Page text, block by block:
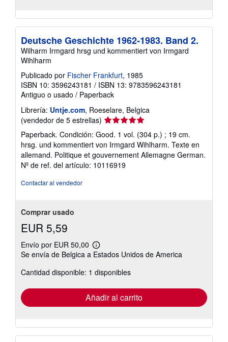
Deutsche Geschichte 1962-1983. Band 2.
Wilharm Irmgard hrsg und kommentiert von Irmgard
Wihlharm
Publicado por Fischer Frankfurt, 1985
ISBN 10: 3596243181 / ISBN 13: 9783596243181
Antiguo o usado / Paperback
Librería: Untje.com, Roeselare, Belgica
(vendedor de 5 estrellas) Calificación
del
vendedor:
5
de
5
Paperback. Condición: Good. 1 vol. (304 p.) ; 19 cm.
hrsg. und kommentiert von Irmgard Wihlharm. Texte en
allemand. Politique et gouvernement Allemagne German.
Nº de ref. del artículo: 10116919
Contactar al vendedor
Comprar usado
EUR 5,59
Envío por EUR 50,00
Más
información
las
tarifas
envío
Se envía de Belgica a Estados Unidos de America
Cantidad disponible: 1 disponibles
Añadir al carrito